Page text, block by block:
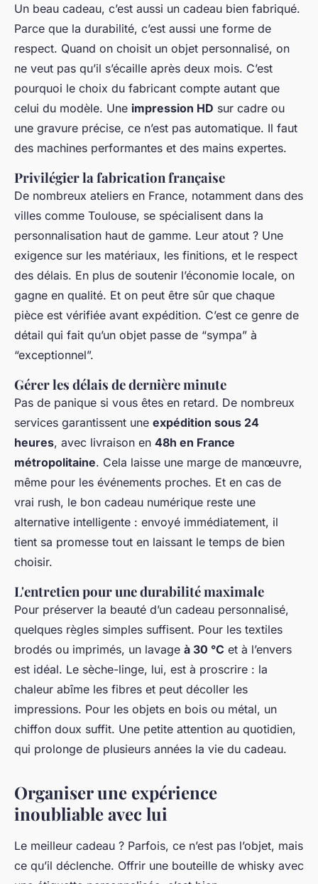
Un beau cadeau, c’est aussi un cadeau bien fabriqué.
Parce que la durabilité, c’est aussi une forme de
respect. Quand on choisit un objet personnalisé, on
ne veut pas qu’il s’écaille après deux mois. C’est
pourquoi le choix du fabricant compte autant que
celui du modèle. Une impression HD sur cadre ou
une gravure précise, ce n’est pas automatique. Il faut
des machines performantes et des mains expertes.
Privilégier la fabrication française
De nombreux ateliers en France, notamment dans des
villes comme Toulouse, se spécialisent dans la
personnalisation haut de gamme. Leur atout ? Une
exigence sur les matériaux, les finitions, et le respect
des délais. En plus de soutenir l’économie locale, on
gagne en qualité. Et on peut être sûr que chaque
pièce est vérifiée avant expédition. C’est ce genre de
détail qui fait qu’un objet passe de “sympa” à
“exceptionnel”.
Gérer les délais de dernière minute
Pas de panique si vous êtes en retard. De nombreux
services garantissent une expédition sous 24
heures, avec livraison en 48h en France
métropolitaine. Cela laisse une marge de manœuvre,
même pour les événements proches. Et en cas de
vrai rush, le bon cadeau numérique reste une
alternative intelligente : envoyé immédiatement, il
tient sa promesse tout en laissant le temps de bien
choisir.
L'entretien pour une durabilité maximale
Pour préserver la beauté d’un cadeau personnalisé,
quelques règles simples suffisent. Pour les textiles
brodés ou imprimés, un lavage à 30 °C et à l’envers
est idéal. Le sèche-linge, lui, est à proscrire : la
chaleur abîme les fibres et peut décoller les
impressions. Pour les objets en bois ou métal, un
chiffon doux suffit. Une petite attention au quotidien,
qui prolonge de plusieurs années la vie du cadeau.
Organiser une expérience
inoubliable avec lui
Le meilleur cadeau ? Parfois, ce n’est pas l’objet, mais
ce qu’il déclenche. Offrir une bouteille de whisky avec